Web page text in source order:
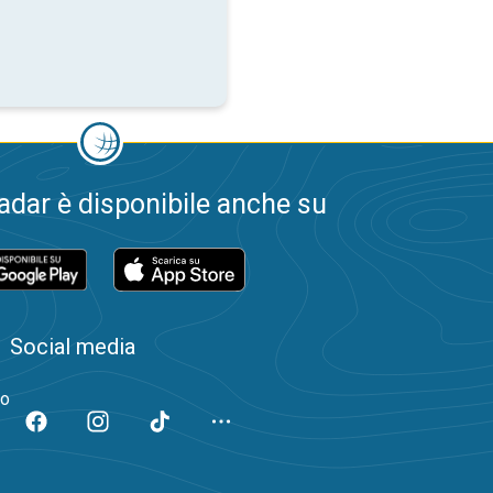
è disponibile anche su
Social media